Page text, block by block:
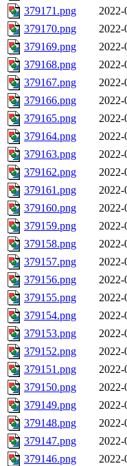
379171.png
2022-
379170.png
2022-
379169.png
2022-
379168.png
2022-
379167.png
2022-
379166.png
2022-
379165.png
2022-
379164.png
2022-
379163.png
2022-
379162.png
2022-
379161.png
2022-
379160.png
2022-
379159.png
2022-
379158.png
2022-
379157.png
2022-
379156.png
2022-
379155.png
2022-
379154.png
2022-
379153.png
2022-
379152.png
2022-
379151.png
2022-
379150.png
2022-
379149.png
2022-
379148.png
2022-
379147.png
2022-
379146.png
2022-